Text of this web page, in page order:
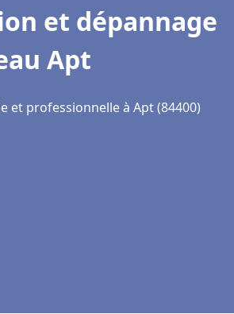
et dépannage
Apt
et professionnelle à Apt (84400)